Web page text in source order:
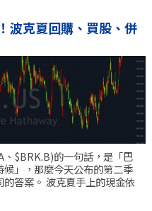
波克夏回購、買股、併
$BRK.B)的一句話，是「巴
」，那麼今天公布的第二季
答案。 波克夏手上的現金依